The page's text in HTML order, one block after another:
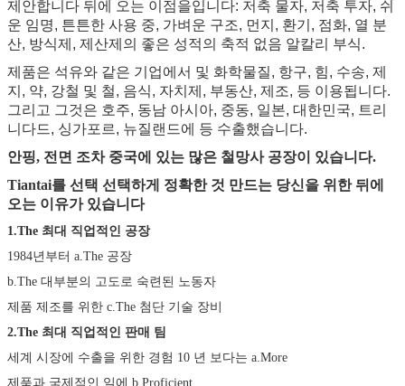
제안합니다 뒤에 오는 이점을입니다: 저축 물자, 저축 투자, 쉬
운 임명, 튼튼한 사용 중, 가벼운 구조, 먼지, 환기, 점화, 열 분
산, 방식제, 제산제의 좋은 성적의 축적 없음 알칼리 부식.
제품은 석유와 같은 기업에서 및 화학물질, 항구, 힘, 수송, 제
지, 약, 강철 및 철, 음식, 자치제, 부동산, 제조, 등 이용됩니다.
그리고 그것은 호주, 동남 아시아, 중동, 일본, 대한민국, 트리
니다드, 싱가포르, 뉴질랜드에 등 수출했습니다.
안핑, 전면 조차 중국에 있는 많은 철망사 공장이 있습니다.
Tiantai를 선택 선택하게 정확한 것 만드는 당신을 위한 뒤에
오는 이유가 있습니다
1.The 최대 직업적인 공장
1984년부터 a.The 공장
b.The 대부분의 고도로 숙련된 노동자
제품 제조를 위한 c.The 첨단 기술 장비
2.The 최대 직업적인 판매 팀
세계 시장에 수출을 위한 경험 10 년 보다는 a.More
제품과 국제적인 일에 b.Proficient